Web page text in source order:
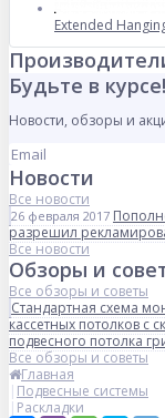
Extended
Будьте в курсе!
Новости, обзоры и
Новости
Все новости
26 февраля 2017
разрешил
Все новости
Обзоры и
Все обзоры и советы
Стандартная схема
кассетных потолков с
подвесного потолка
Все обзоры и советы
Главная
Подвесные системы
Раскладки